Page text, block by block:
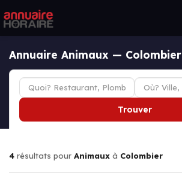
Annuaire Animaux — Colombier
Trouver
4 résultats pour Animaux à Colombier